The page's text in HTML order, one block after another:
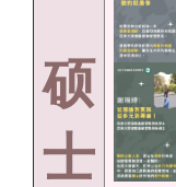
硕
士